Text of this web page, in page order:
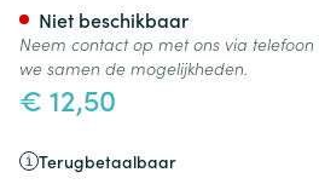
€ 12,50
Terugbetaalbaar
Niet beschikbaar
Neem contact op met ons via
we samen de mogelijkheden.